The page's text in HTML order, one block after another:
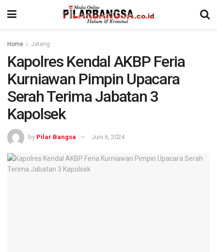
Home Jateng
Kapolres Kendal AKBP Feria
Kurniawan Pimpin Upacara
Serah Terima Jabatan 3
Kapolsek
by Pilar Bangsa Juni 6, 2024